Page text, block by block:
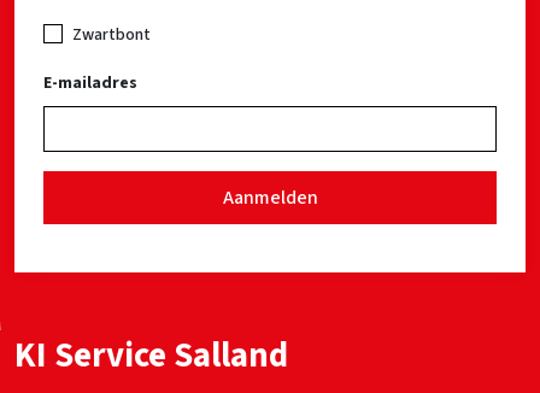
Zwartbont
E-mailadres
Aanmelden
KI Service Salland